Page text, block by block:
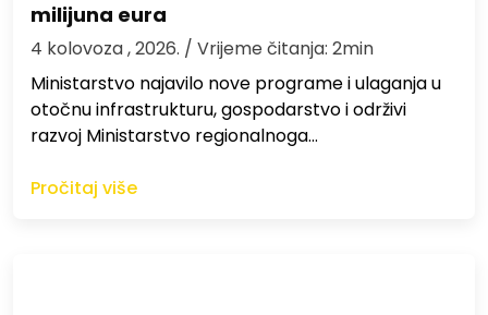
milijuna eura
4 kolovoza , 2026. / Vrijeme čitanja: 2min
Ministarstvo najavilo nove programe i ulaganja u
otočnu infrastrukturu, gospodarstvo i održivi
razvoj Ministarstvo regionalnoga…
Pročitaj više